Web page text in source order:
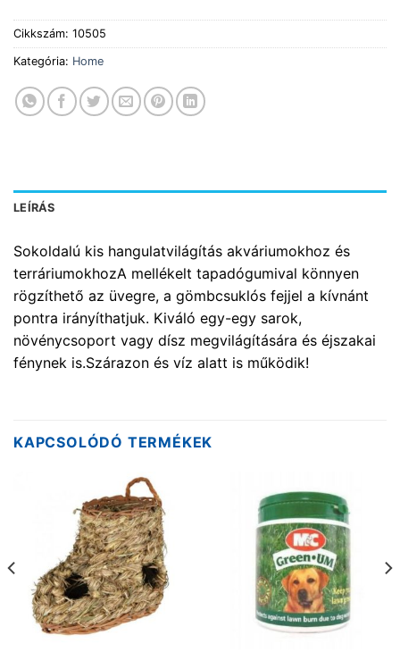
Cikkszám: 10505
Kategória: Home
LEÍRÁS
Sokoldalú kis hangulatvilágítás akváriumokhoz és
terráriumokhozA mellékelt tapadógumival könnyen
rögzíthető az üvegre, a gömbcsuklós fejjel a kívnánt
pontra irányíthatjuk. Kiváló egy-egy sarok,
növénycsoport vagy dísz megvilágítására és éjszakai
fénynek is.Szárazon és víz alatt is működik!
KAPCSOLÓDÓ TERMÉKEK